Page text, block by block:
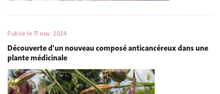
Publié le 11 nov. 2024
Découverte d'un nouveau composé anticancéreux dans une
plante médicinale